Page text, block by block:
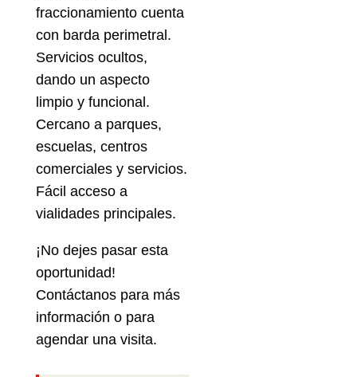
fraccionamiento cuenta
con barda perimetral.
Servicios ocultos,
dando un aspecto
limpio y funcional.
Cercano a parques,
escuelas, centros
comerciales y servicios.
Fácil acceso a
vialidades principales.
¡No dejes pasar esta
oportunidad!
Contáctanos para más
información o para
agendar una visita.